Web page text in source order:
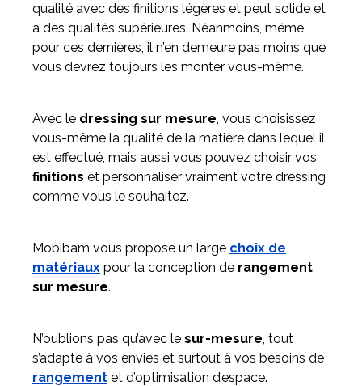
qualité avec des finitions légères et peut solide et
à des qualités supérieures. Néanmoins, même
pour ces dernières, il n’en demeure pas moins que
vous devrez toujours les monter vous-même.
Avec le dressing sur mesure, vous choisissez
vous-même la qualité de la matière dans lequel il
est effectué, mais aussi vous pouvez choisir vos
finitions et personnaliser vraiment votre dressing
comme vous le souhaitez.
Mobibam vous propose un large choix de
matériaux pour la conception de rangement
sur mesure.
N’oublions pas qu’avec le sur-mesure, tout
s’adapte à vos envies et surtout à vos besoins de
rangement et d’optimisation d’espace.